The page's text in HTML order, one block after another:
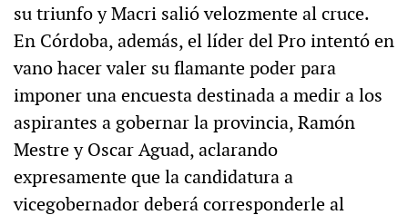
su triunfo y Macri salió velozmente al cruce.
En Córdoba, además, el líder del Pro intentó en
vano hacer valer su flamante poder para
imponer una encuesta destinada a medir a los
aspirantes a gobernar la provincia, Ramón
Mestre y Oscar Aguad, aclarando
expresamente que la candidatura a
vicegobernador deberá corresponderle al